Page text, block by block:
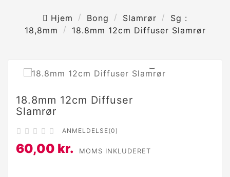
Hjem Bong Slamrør
Sg :
18,8mm
18.8mm 12cm Diffuser Slamrør

18.8mm 12cm Diffuser
Slamrør
     ANMELDELSE(0)
60,00 kr. MOMS INKLUDERET